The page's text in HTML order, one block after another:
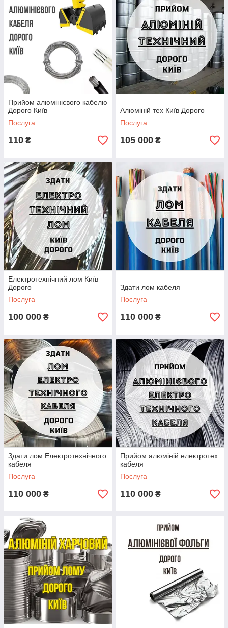
Прийом алюмінієвого кабелю
Дорого Київ
Послуга
110 ₴
Алюміній тех Київ Дорого
Послуга
105 000 ₴
Електротехнічний лом Київ
Дорого
Послуга
100 000 ₴
Здати лом кабеля
Послуга
110 000 ₴
Здати лом Електротехнічного
кабеля
Послуга
110 000 ₴
Прийом алюміній електротех
кабеля
Послуга
110 000 ₴